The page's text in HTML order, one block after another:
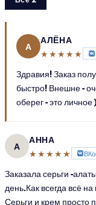
А
АЛЁНА
★★★★★
Здравия! Заказ
быстро! Внешне -
оберег - это личное
А
АННА
★★★★★
Заказала серьги -
день.Как всегда всё
Серьги и крем просто